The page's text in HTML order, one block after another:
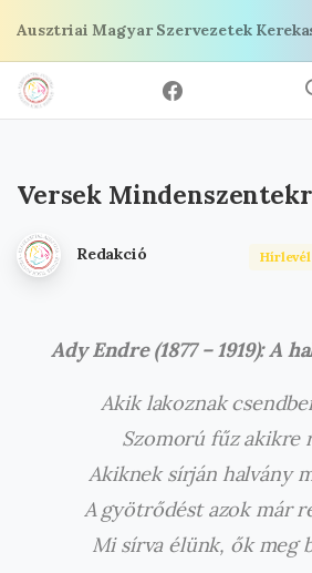
tartalomra
Ausztriai Magyar Szervezetek
Versek
Redakció Hírlevél
Ady Endre (1877 – 1919): A
Akik lakoznak
Szomorú fűz akikre
Akiknek sírján halvány
A gyötrődést azok már
Mi sírva élünk, ők meg